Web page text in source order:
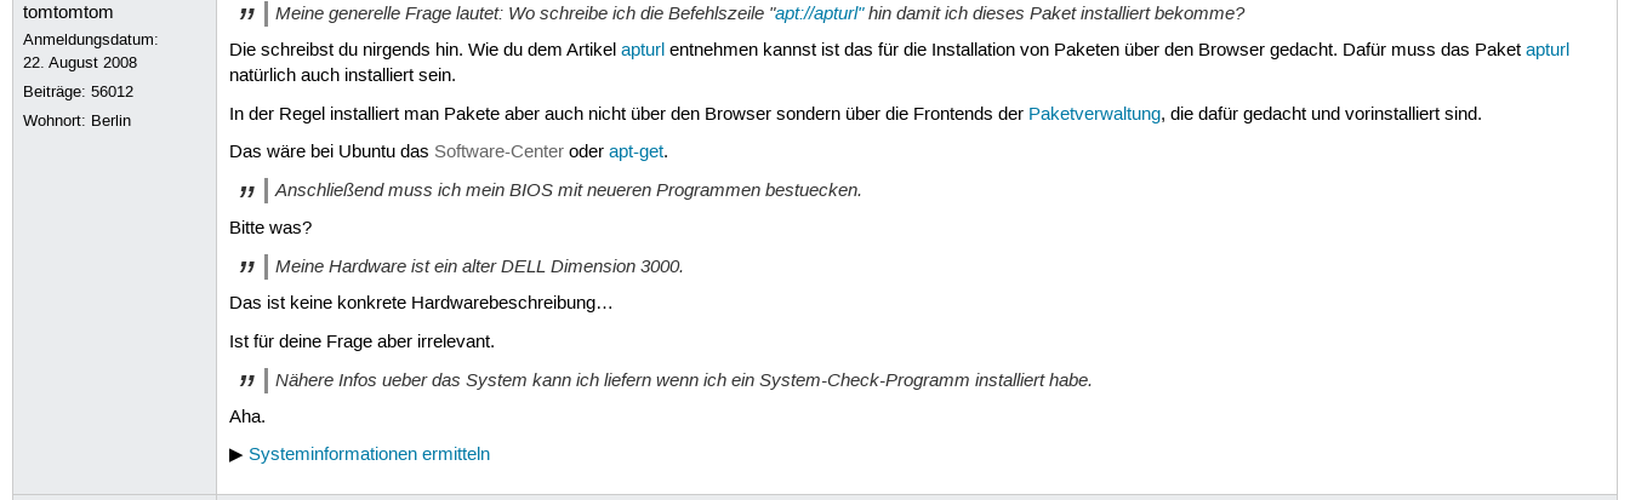
Anmeldungsdatum:
22. August 2008
Beiträge:56012
Wohnort: Berlin
Meine generelle Frage lautet: Wo schreibe ich die Befehlszeile "apt://apturl"hin damit ich dieses Paket installiert bekomme?
Die schreibst du nirgends hin. Wie du dem Artikel apturlentnehmen kannst ist das für die Installation von Paketen über den Browser gedacht. Dafür muss das Paket apturl
natürlich auch installiert sein.
In der Regel installiert man Pakete aber auch nicht über den Browser sondern über die Frontends der Paketverwaltung, die dafür gedacht und vorinstalliert sind.
Das wäre bei Ubuntu das Software-Centeroder apt-get.
Anschließend muss ich mein BIOS mit neueren Programmen bestuecken.
Bitte was?
Meine Hardware ist ein alter DELL Dimension 3000.
Das ist keine konkrete Hardwarebeschreibung…
Ist für deine Frage aber irrelevant.
Nähere Infos ueber das System kann ich liefern wenn ich ein System-Check-Programm installiert habe.
Aha.
▶ Systeminformationen ermitteln